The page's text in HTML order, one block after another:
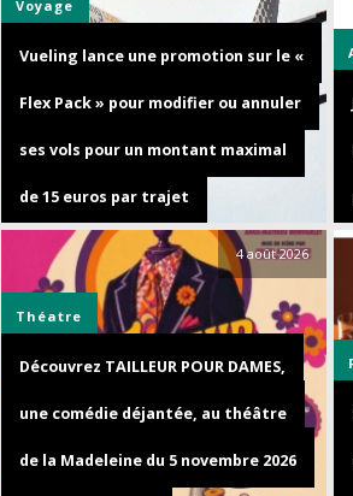
Voyage
Vueling lance une promotion sur le «
Flex Pack » pour modifier ou annuler
ses vols pour un montant maximal
de 15 euros par trajet
4 août 2026
Théatre
Découvrez TAILLEUR POUR DAMES,
une comédie déjantée, au théâtre
de la Madeleine du 5 novembre 2026